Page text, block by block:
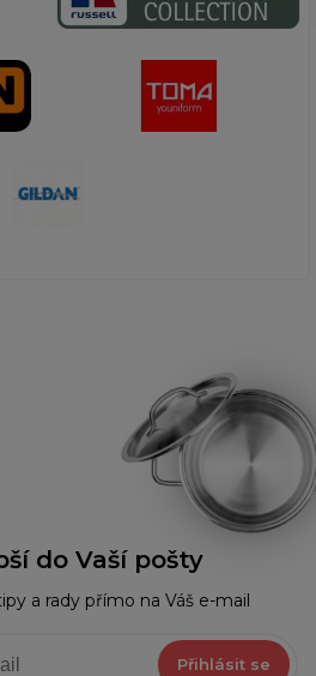
do Vaší pošty
a rady přímo na Váš e-mail
Přihlásit se